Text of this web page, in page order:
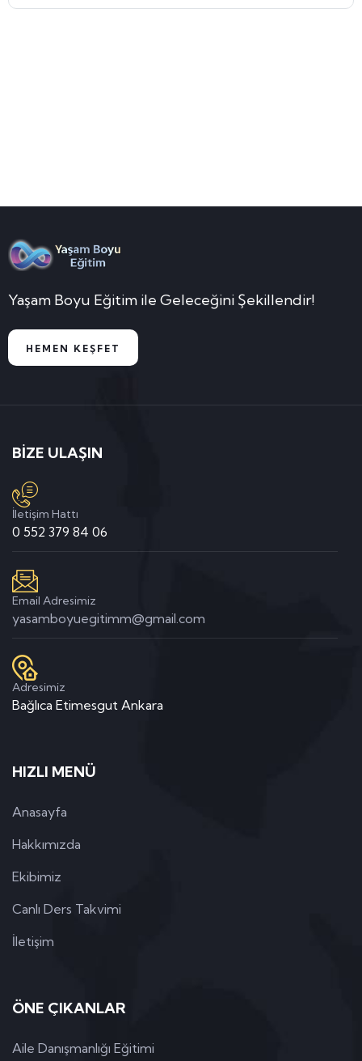
Yaşam Boyu Eğitim ile Geleceğini Şekillendir!
HEMEN KEŞFET
BİZE ULAŞIN
İletişim Hattı
0 552 379 84 06
Email Adresimiz
yasamboyuegitimm@gmail.com
Adresimiz
Bağlıca Etimesgut Ankara
HIZLI MENÜ
Anasayfa
Hakkımızda
Ekibimiz
Canlı Ders Takvimi
İletişim
ÖNE ÇIKANLAR
Aile Danışmanlığı Eğitimi